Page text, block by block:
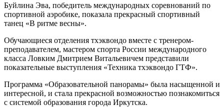
Буйлина Эва, победитель международных соревнований по
спортивной аэробике, показала прекрасный спортивный
танец «В ритме весны».
Обучающиеся отделения тхэквондо вместе с тренером-
преподавателем, мастером спорта России международного
класса Ловким Дмитрием Витальевичем представили
показательные выступления «Техника тхэквондо ГТФ».
Программа «Образовательной панорамы» была насыщенной и
интересной, и стала прекрасной возможностью познакомиться
с системой образования города Иркутска.